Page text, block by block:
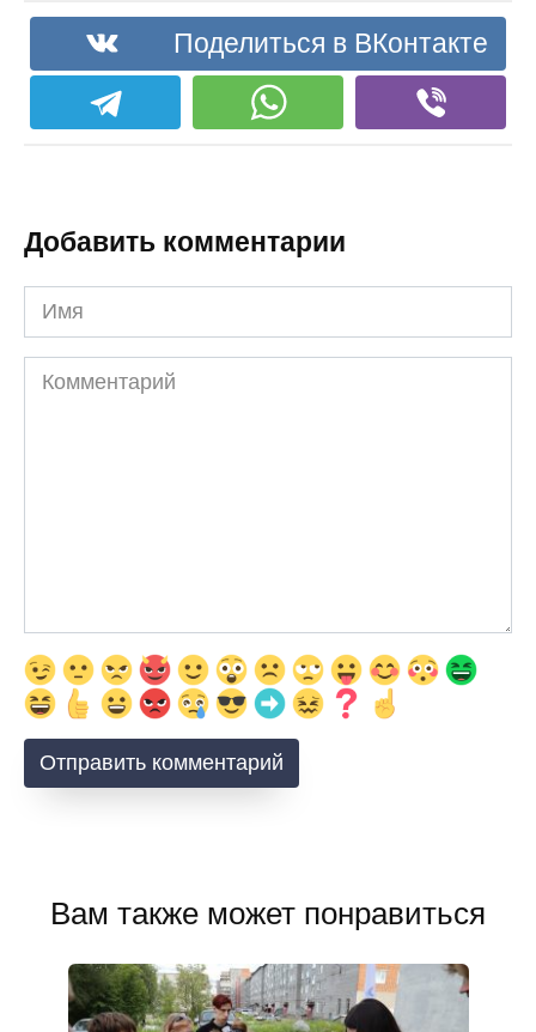
Поделиться в ВКонтакте
Добавить комментарии
Имя
Комментарий
Вам также может понравиться